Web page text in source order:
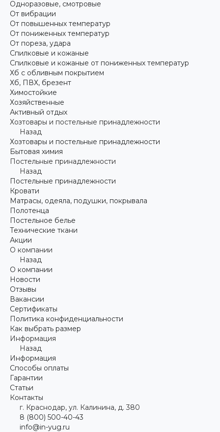
Одноразовые, смотровые
От вибрации
От повышенных температур
От пониженных температур
От пореза, удара
Спилковые и кожаные
Спилковые и кожаные от пониженных температур
Хб с обливным покрытием
Хб, ПВХ, брезент
Химостойкие
Хозяйственные
Активный отдых
Хозтовары и постельные принадлежности
Назад
Хозтовары и постельные принадлежности
Бытовая химия
Постельные принадлежности
Назад
Постельные принадлежности
Кровати
Матрасы, одеяла, подушки, покрывала
Полотенца
Постельное белье
Технические ткани
Акции
О компании
Назад
О компании
Новости
Отзывы
Вакансии
Сертификаты
Политика конфиденциальности
Как выбрать размер
Информация
Назад
Информация
Способы оплаты
Гарантии
Статьи
Контакты
г. Краснодар, ул. Калинина, д. 380
8 (800) 500-40-43
info@in-yug.ru